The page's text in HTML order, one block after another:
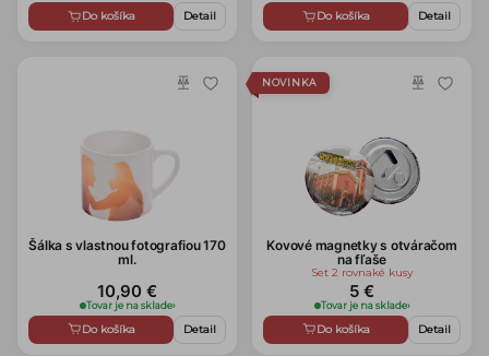
Do košíka Detail Do košíka Detail
Šálka s vlastnou fotografiou 170
ml.
10,90 €
Tovar je na sklade›
Do košíka Detail
NOVINKA
Kovové magnetky s otváračom
na fľaše
Set 2 rovnaké kusy
5 €
Tovar je na sklade›
Do košíka Detail